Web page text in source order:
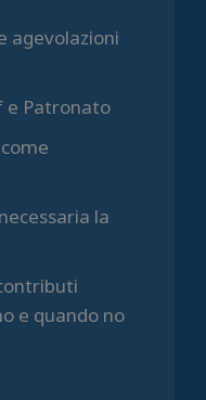
agevolazioni
e Patronato
la
e quando no